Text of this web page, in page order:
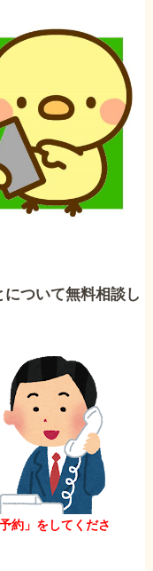
について無料相談し
約」をしてくださ